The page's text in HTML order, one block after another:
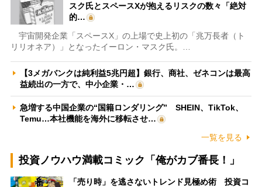
スク氏とスペースXが抱えるリスクの数々「絶対
的…
宇宙開発企業「スペースX」の上場で史上初の「兆万長者（ト
リリオネア）」となったイーロン・マスク氏。…
【3メガバンクは純利益5兆円超】銀行、商社、ゼネコンは最高
益続出の一方で、中小企業・…
急増する中国企業の“国籍ロンダリング” SHEIN、TikTok、
Temu…本社機能を海外に移転させ…
一覧を見る
投資ノウハウ満載コミック「俺がカブ番長！」
「売り時」を逃さないトレンド見極め術 投資コ